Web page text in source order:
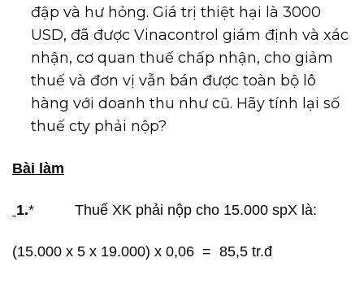
đập và hư hỏng. Giá trị thiệt hại là 3000
USD, đã được Vinacontrol giám định và xác
nhận, cơ quan thuế chấp nhận, cho giảm
thuế và đơn vị vẫn bán được toàn bộ lô
hàng với doanh thu như cũ. Hãy tính lại số
thuế cty phải nộp?
Bài làm
1.* Thuế XK phải nộp cho 15.000 spX là:
(15.000 x 5 x 19.000) x 0,06 = 85,5 tr.đ